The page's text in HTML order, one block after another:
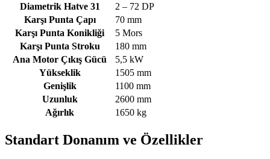
Diametrik Hatve 31
2 – 72 DP
Karşı Punta Çapı
70 mm
Karşı Punta Konikliği
5 Mors
Karşı Punta Stroku
180 mm
Ana Motor Çıkış Gücü
5,5 kW
Yükseklik
1505 mm
Genişlik
1100 mm
Uzunluk
2600 mm
Ağırlık
1650 kg
Standart Donanım ve Özellikler